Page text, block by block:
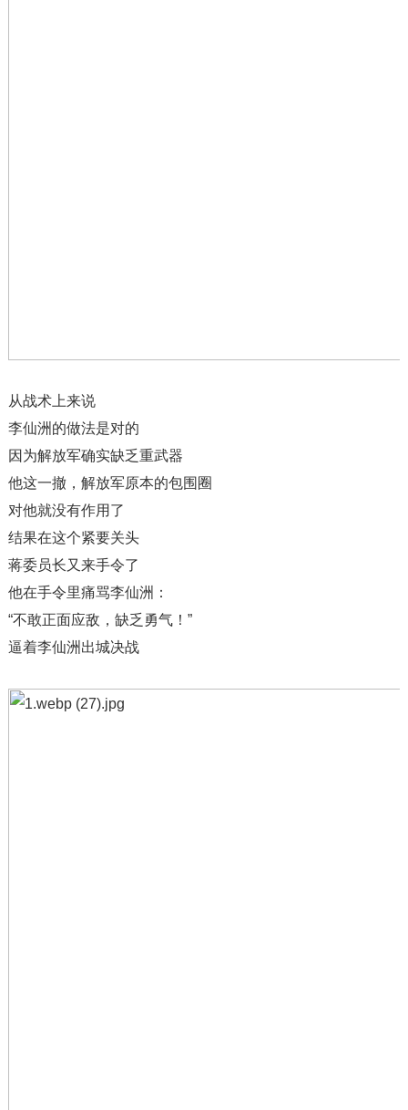
从战术上来说
李仙洲的做法是对的
因为解放军确实缺乏重武器
他这一撤，解放军原本的包围圈
对他就没有作用了
结果在这个紧要关头
蒋委员长又来手令了
他在手令里痛骂李仙洲：
“不敢正面应敌，缺乏勇气！”
逼着李仙洲出城决战